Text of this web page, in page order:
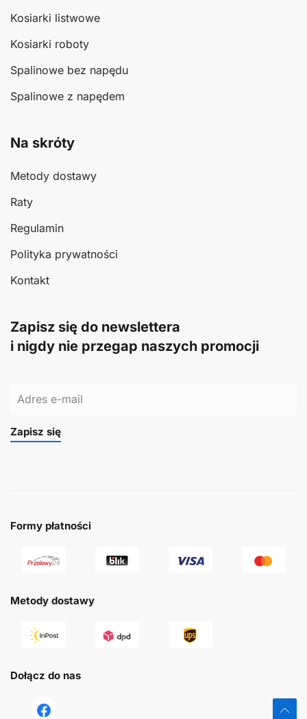
Kosiarki listwowe
Kosiarki roboty
Spalinowe bez napędu
Spalinowe z napędem
Na skróty
Metody dostawy
Raty
Regulamin
Polityka prywatności
Kontakt
Zapisz się do newslettera
i nigdy nie przegap naszych promocji
Zapisz się
Formy płatności
Metody dostawy
Dołącz do nas